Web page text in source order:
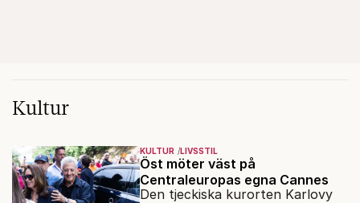
Kultur
KULTUR LIVSSTIL
Öst möter väst på
Centraleuropas egna Cannes
Den tjeckiska kurorten Karlovy